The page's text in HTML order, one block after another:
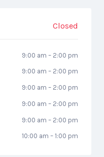
Closed
9:00 am – 2:00 pm
9:00 am – 2:00 pm
9:00 am – 2:00 pm
9:00 am – 2:00 pm
9:00 am – 2:00 pm
10:00 am – 1:00 pm